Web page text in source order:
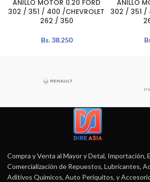
ANILLO MOTOR 0.20 FORD
302 / 351 / 400 /CHEVROLET
262 / 350
Bs.38.250
ANILLO
302 / 351 /
Compra y Venta al Mayor y Detal, Importación,
Comercialización de Repuestos, Lubricantes,
Aditivos Químicos, Auto Periquitos, y